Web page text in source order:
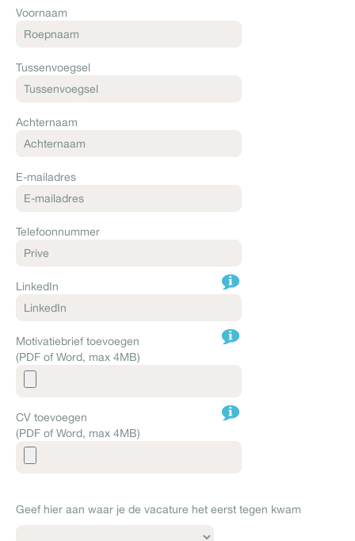
Voornaam
Tussenvoegsel
Achternaam
E-mailadres
Telefoonnummer
LinkedIn
Motivatiebrief toevoegen
(PDF of Word, max 4MB)
CV toevoegen
(PDF of Word, max 4MB)
Geef hier aan waar je de vacature het eerst tegen kwam